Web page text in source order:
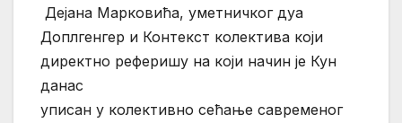
Дејана Марковића, уметничког дуа
Доплгенгер и Контекст колектива који
директно реферишу на који начин је Кун
данас
уписан у колективно сећање савременог